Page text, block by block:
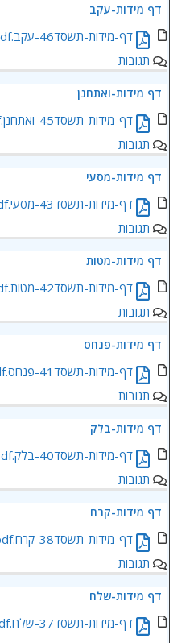
‏‏דף מידות-עקב
‏‏דף-מידות-תשסד46-עקב.pdf
תגובות
‏‏דף מידות-ואתחנן
‏‏דף-מידות-תשסד45-ואתחנן.pdf
תגובות
‏‏דף מידות-מסעי
‏‏דף-מידות-תשסד43-מסעי.pdf
תגובות
‏‏דף מידות-מטות
‏‏דף-מידות-תשסד42-מטות.pdf
תגובות
‏‏דף מידות-פנחס
‏‏דף-מידות-תשסד41-פנחס.pdf
תגובות
‏‏דף מידות-בלק
‏‏דף-מידות-תשסד40-בלק.pdf
תגובות
‏‏דף מידות-קרח
‏‏דף-מידות-תשסד38-קרח.pdf
תגובות
‏‏דף מידות-שלח
‏‏דף-מידות-תשסד37-שלח.pdf